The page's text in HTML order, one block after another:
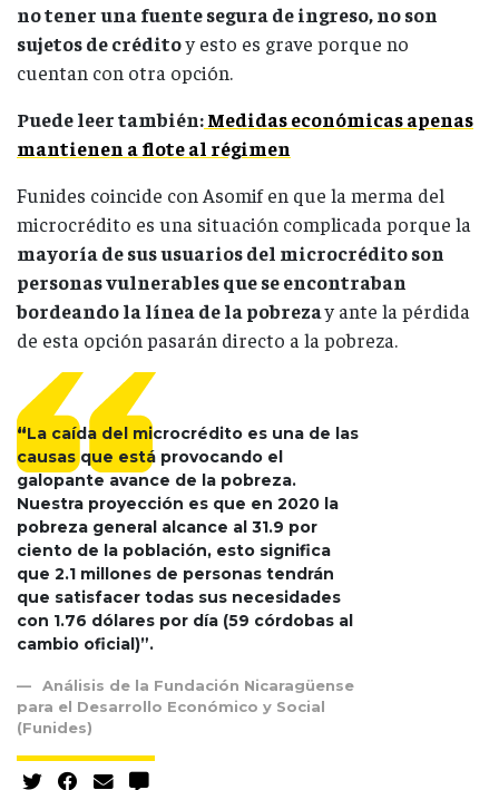
no tener una fuente segura de ingreso, no son
sujetos de créditoy esto es grave porque no
cuentan con otra opción.
Puede leer también:Medidas económicas apenas
mantienen a flote al régimen
Funides coincide con Asomif en que la merma del
microcrédito es una situación complicada porque la
mayoría de sus usuarios del microcrédito son
personas vulnerables que se encontraban
bordeando la línea de la pobrezay ante la pérdida
de esta opción pasarán directo a la pobreza.
“La caída del microcrédito es una de las
causas que está provocando el
galopante avance de la pobreza.
Nuestra proyección es que en 2020 la
pobreza general alcance al 31.9 por
ciento de la población, esto significa
que 2.1 millones de personas tendrán
que satisfacer todas sus necesidades
con 1.76 dólares por día (59 córdobas al
cambio oficial)”.
Análisis de la Fundación Nicaragüense
para el Desarrollo Económico y Social
(Funides)